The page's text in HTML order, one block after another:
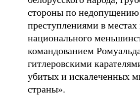
стороны по
преступлениями в
национального
командованием
гитлеровскими
убитых и искалеченных
страны».